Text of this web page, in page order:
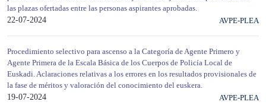
las plazas ofertadas entre las personas aspirantes aprobadas.
22-07-2024
AVPE-PLEA
Procedimiento selectivo para ascenso a la Categoría de Agente Primero y
Agente Primera de la Escala Básica de los Cuerpos de Policía Local de
Euskadi. Aclaraciones relativas a los errores en los resultados provisionales de
la fase de méritos y valoración del conocimiento del euskera.
19-07-2024
AVPE-PLEA